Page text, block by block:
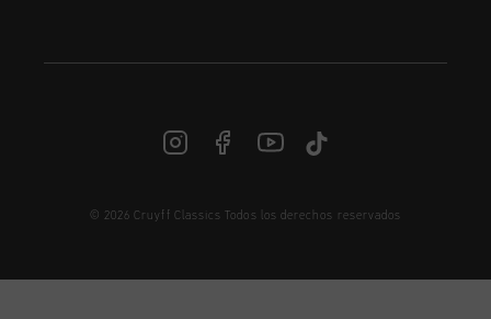
ES | € EUR
© 2026 Cruyff Classics Todos los derechos reservados